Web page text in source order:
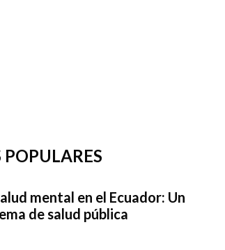
mental en el Ecuador: Un
de salud pública